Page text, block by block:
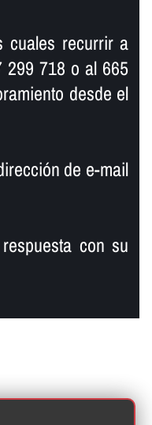
cuales recurrir a
299 718 o al 665
desde el
de e-mail
con su